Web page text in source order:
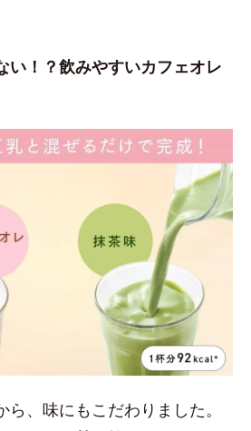
い！？飲みやすいカフェオレ
、味にもこだわりました。